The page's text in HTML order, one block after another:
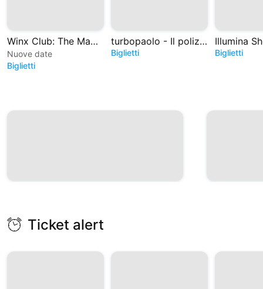
Winx Club: The Magic is back - Il Musical
Nuove date
Biglietti
turbopaolo - Il poliziotto del formaggio
Biglietti
Illumina
Biglietti
Ticket alert